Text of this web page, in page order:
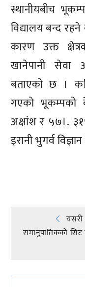
स्थानीयबीच
विद्यालय बन्द
कारण उक्त
खानेपानी
बताएको छ ।
गएको भूकम्पको
अक्षांश र ५७।.
इरानी भुगर्व
Post
समानुपातिकको सिट